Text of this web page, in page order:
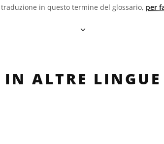
in questo termine del glossario, per
IN ALTRE LINGUE